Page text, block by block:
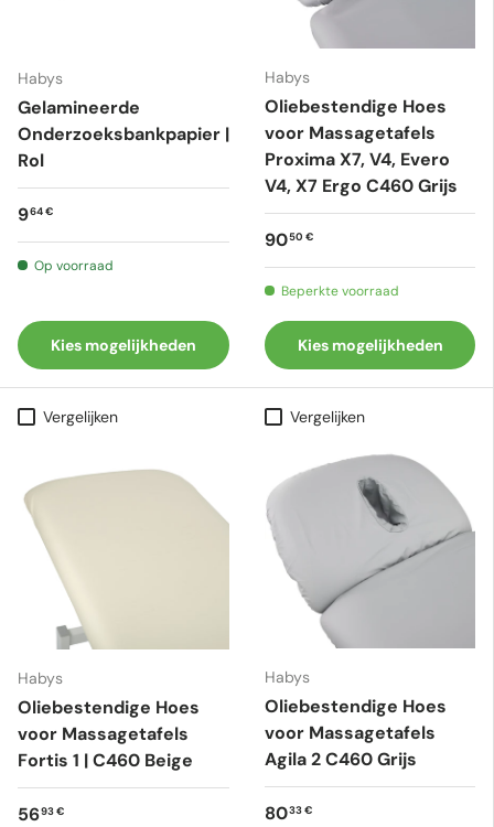
Habys
Gelamineerde
Onderzoeksbankpapier |
Rol
Reguliere prijs
964 €
Op voorraad
Kies mogelijkheden
Habys
Oliebestendige Hoes
voor Massagetafels
Proxima X7, V4, Evero
V4, X7 Ergo C460 Grijs
Reguliere prijs
9050 €
Beperkte voorraad
Kies mogelijkheden
Vergelijken
Habys
Oliebestendige Hoes
voor Massagetafels
Fortis 1 | C460 Beige
Reguliere prijs
5693 €
Vergelijken
Habys
Oliebestendige Hoes
voor Massagetafels
Agila 2 C460 Grijs
Reguliere prijs
8033 €